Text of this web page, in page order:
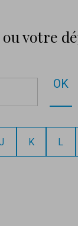
ou votre
OK
K L